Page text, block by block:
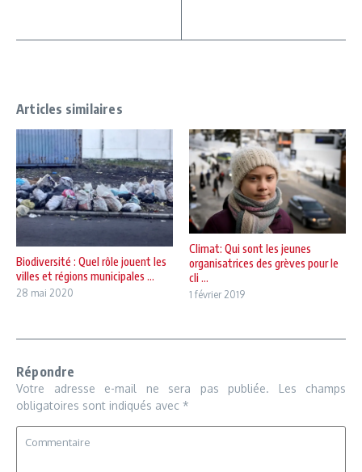
Articles similaires
Biodiversité : Quel rôle jouent les
villes et régions municipales ...
28 mai 2020
Climat: Qui sont les jeunes
organisatrices des grèves pour le
cli ...
1 février 2019
Répondre
Votre adresse e-mail ne sera pas publiée.
Les champs
obligatoires sont indiqués avec *